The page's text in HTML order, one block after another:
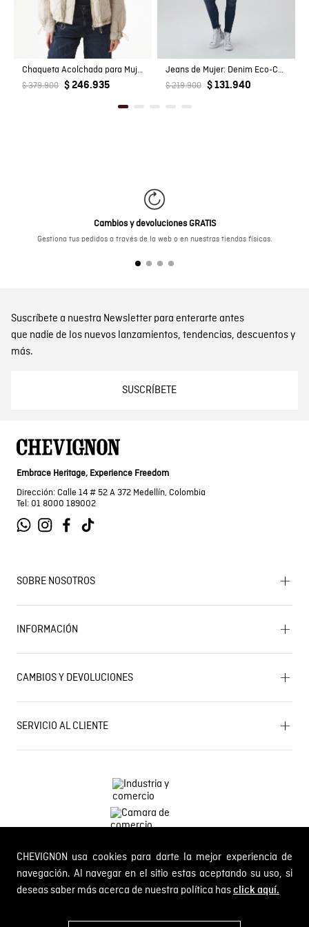
CHEVIGNON usa cookies para darte la mejor experiencia de
navegación. Al navegar en el sitio estas aceptando su uso, si
deseas saber más acerca de nuestra política hasclick aquí.
Chaqueta Acolchada para Mujer
$ 379.900 $ 246.935
Jeans de Mujer: Denim Eco-Confort
$ 219.900 $ 131.940
Cambios y devoluciones GRATIS
Gestiona tus pedidos a través de la web o en nuestras tiendas físicas.
Suscríbete a nuestra Newsletter para enterarte antes
que nadie de los nuevos lanzamientos, tendencias, descuentos y
más.
SUSCRÍBETE
Embrace Heritage, Experience Freedom
Dirección: Calle 14 # 52 A 372 Medellín, Colombia
Tel: 01 8000 189002
SOBRE NOSOTROS
Encuentra tu tienda
Historia de la marca
Mapa del sitio
Próximos eventos
INFORMACIÓN
Términos y condiciones
Términos y condiciones de promociones
Política de Cookies
Política de Cambios y Devoluciones
CAMBIOS Y DEVOLUCIONES
Gestiona tu cambio o devolución
PQR y Otras solicitudes
Estado de mi PQR
SERVICIO AL CLIENTE
Línea nacional: 01 8000 189002
Comodin S.A.S. NIT: 800.069.933-6
© 2024 Chevignon, todos los derechos reservados